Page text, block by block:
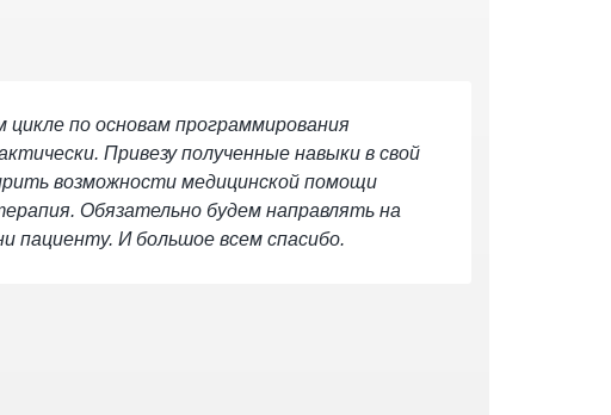
по основам программирования
Привезу полученные навыки в свой
возможности медицинской помощи
Обязательно будем направлять на
пациенту. И большое всем спасибо.